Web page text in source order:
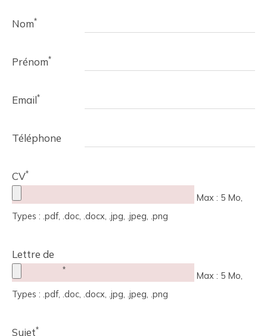
Nom*
Prénom*
Email*
Téléphone
CV*
Max : 5 Mo,
Types : .pdf, .doc, .docx, .jpg, .jpeg, .png
Lettre de
*
Max : 5 Mo,
Types : .pdf, .doc, .docx, .jpg, .jpeg, .png
Sujet*